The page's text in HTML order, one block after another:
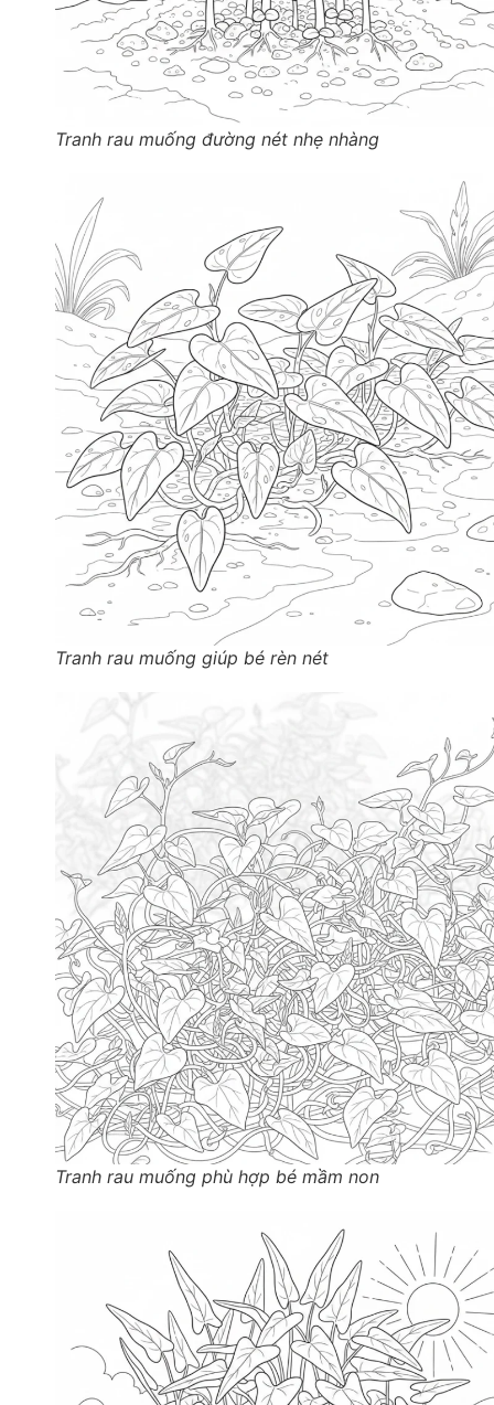
Tranh rau muống đường nét nhẹ nhàng
Tranh rau muống giúp bé rèn nét
Tranh rau muống phù hợp bé mầm non